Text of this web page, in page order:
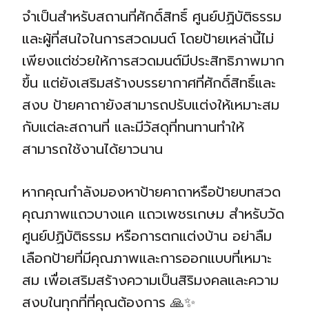
จำเป็นสำหรับสถานที่ศักดิ์สิทธิ์ ศูนย์ปฏิบัติธรรม
และผู้ที่สนใจในการสวดมนต์ โดยป้ายเหล่านี้ไม่
เพียงแต่ช่วยให้การสวดมนต์มีประสิทธิภาพมาก
ขึ้น แต่ยังเสริมสร้างบรรยากาศที่ศักดิ์สิทธิ์และ
สงบ ป้ายคาถายังสามารถปรับแต่งให้เหมาะสม
กับแต่ละสถานที่ และมีวัสดุที่ทนทานทำให้
สามารถใช้งานได้ยาวนาน
หากคุณกำลังมองหาป้ายคาถาหรือป้ายบทสวด
คุณภาพแถวบางแค แถวเพชรเกษม สำหรับวัด
ศูนย์ปฏิบัติธรรม หรือการตกแต่งบ้าน อย่าลืม
เลือกป้ายที่มีคุณภาพและการออกแบบที่เหมาะ
สม เพื่อเสริมสร้างความเป็นสิริมงคลและความ
สงบในทุกที่ที่คุณต้องการ 🙏✨